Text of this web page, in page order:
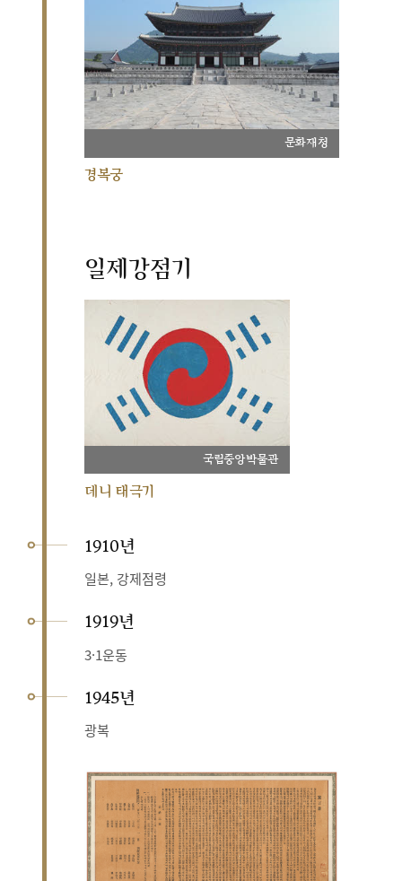
문화재청
경복궁
일제강점기
국립중앙박물관
데니 태극기
1910년
일본, 강제점령
1919년
3·1운동
1945년
광복